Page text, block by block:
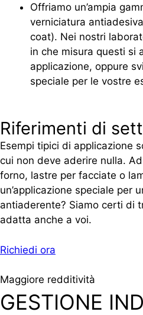
Offriamo un’ampia
verniciatura
coat). Nei nostri
in che misura questi si
applicazione, oppure
speciale per le vostre
Riferimenti di
Esempi tipici di applicazione
cui non deve aderire nulla.
forno, lastre per facciate o
un’applicazione speciale per
antiaderente? Siamo certi di
adatta anche a voi.
Richiedi ora
GESTIONE
Maggiore redditività